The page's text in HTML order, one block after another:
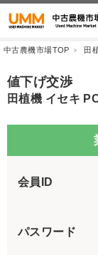
中古農機市場TOP 田
値下げ交渉
田植機 イセキ
会員ID
パスワード